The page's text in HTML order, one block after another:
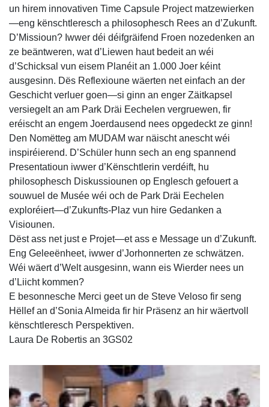
un hirem innovativen Time Capsule Project matzewierken
—eng kënschtleresch a philosophesch Rees an d’Zukunft.
D’Missioun? Iwwer déi déifgräifend Froen nozedenken an
ze beäntweren, wat d’Liewen haut bedeit an wéi
d’Schicksal vun eisem Planéit an 1.000 Joer kéint
ausgesinn. Dës Reflexioune wäerten net einfach an der
Geschicht verluer goen—si ginn an enger Zäitkapsel
versiegelt an am Park Dräi Eechelen vergruewen, fir
eréischt an engem Joerdausend nees opgedeckt ze ginn!
Den Nomëtteg am MUDAM war näischt anescht wéi
inspiréierend. D’Schüler hunn sech an eng spannend
Presentatioun iwwer d’Kënschtlerin verdéift, hu
philosophesch Diskussiounen op Englesch gefouert a
souwuel de Musée wéi och de Park Dräi Eechelen
exploréiert—d’Zukunfts-Plaz vun hire Gedanken a
Visiounen.
Dëst ass net just e Projet—et ass e Message un d’Zukunft.
Eng Geleeënheet, iwwer d’Jorhonnerten ze schwätzen.
Wéi wäert d’Welt ausgesinn, wann eis Wierder nees un
d’Liicht kommen?
E besonnesche Merci geet un de Steve Veloso fir seng
Hëllef an d’Sonia Almeida fir hir Präsenz an hir wäertvoll
kënschtleresch Perspektiven.
Laura De Robertis an 3GS02